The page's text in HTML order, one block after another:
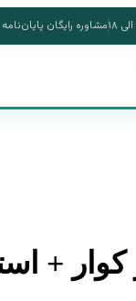
مشاوره رایگان پایان‌نامه
کوار +